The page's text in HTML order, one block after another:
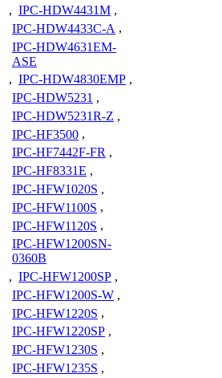
, IPC-HDW4431M ,
IPC-HDW4433C-A ,
IPC-HDW4631EM-
ASE
, IPC-HDW4830EMP ,
IPC-HDW5231 ,
IPC-HDW5231R-Z ,
IPC-HF3500 ,
IPC-HF7442F-FR ,
IPC-HF8331E ,
IPC-HFW1020S ,
IPC-HFW1100S ,
IPC-HFW1120S ,
IPC-HFW1200SN-
0360B
, IPC-HFW1200SP ,
IPC-HFW1200S-W ,
IPC-HFW1220S ,
IPC-HFW1220SP ,
IPC-HFW1230S ,
IPC-HFW1235S ,